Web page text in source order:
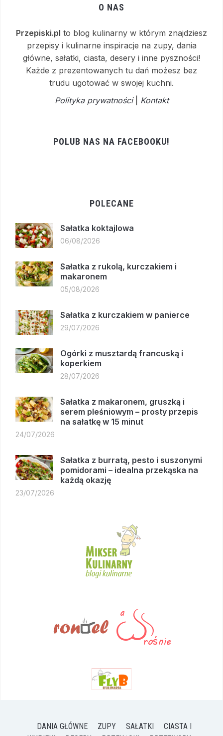
O NAS
Przepiski.pl to blog kulinarny w którym znajdziesz
przepisy i kulinarne inspiracje na zupy, dania
główne, sałatki, ciasta, desery i inne pyszności!
Każde z prezentowanych tu dań możesz bez
trudu ugotować w swojej kuchni.
Polityka prywatności| Kontakt
POLUB NAS NA FACEBOOKU!
POLECANE
Sałatka koktajlowa
06/08/2026
Sałatka z rukolą, kurczakiem i
makaronem
05/08/2026
Sałatka z kurczakiem w panierce
29/07/2026
Ogórki z musztardą francuską i
koperkiem
28/07/2026
Sałatka z makaronem, gruszką i
serem pleśniowym – prosty przepis
na sałatkę w 15 minut
24/07/2026
Sałatka z burratą, pesto i suszonymi
pomidorami – idealna przekąska na
każdą okazję
23/07/2026
DANIA GŁÓWNE ZUPY SAŁATKI
CIASTA I